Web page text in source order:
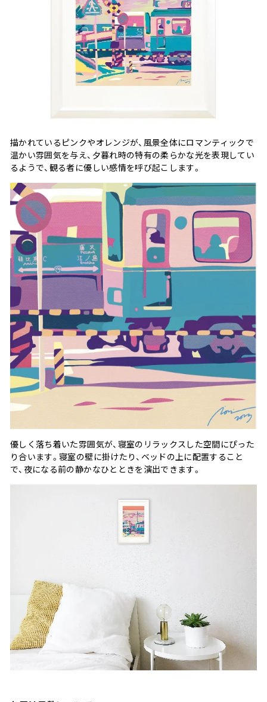
描かれているピンクやオレンジが、風景全体にロマンティックで
温かい雰囲気を与え、夕暮れ時の特有の柔らかな光を表現してい
るようで、観る者に優しい感情を呼び起こします。
優しく落ち着いた雰囲気が、寝室のリラックスした空間にぴった
り合います。寝室の壁に掛けたり、ベッドの上に配置すること
で、夜になる前の静かなひとときを演出できます。